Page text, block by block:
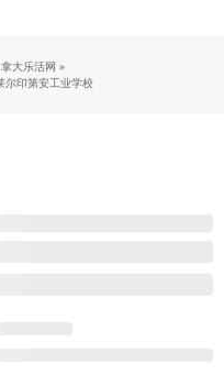
大乐活网 »
尔印第安工业学校